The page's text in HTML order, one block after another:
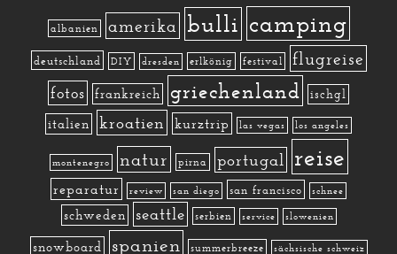
albanien amerika bulli camping
deutschland DIY dresden erlkönig festival flugreise
fotos frankreich griechenland ischgl
italien kroatien kurztrip las vegas los angeles
montenegro natur pirna portugal reise
reparatur review san diego san francisco schnee
schweden seattle serbien service slowenien
snowboard spanien summerbreeze sächsische schweiz